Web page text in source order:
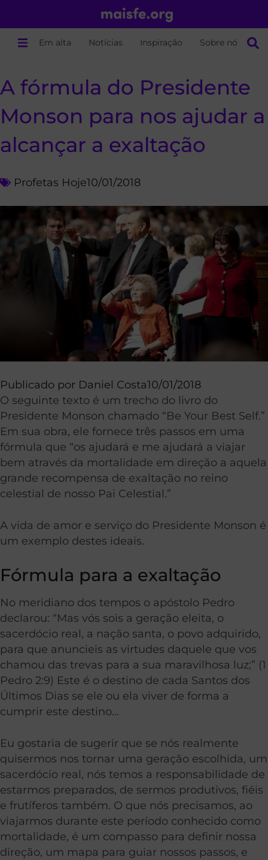
Em alta Notícias Inspiração Sobre nós
A fórmula do Presidente
Monson para nos ajudar a
alcançar a exaltação
Profetas Hoje10/01/2018
Publicado por Daniel Costa10/01/2018
O seguinte texto é um trecho do livro do
Presidente Monson chamado “Be Your Best Self.”
Em sua obra, ele fornece três passos em uma
fórmula que “os ajudará e me ajudará a viajar
bem através da mortalidade em direção a aquela
grande recompensa de exaltação no reino
celestial de nosso Pai Celestial.”
A vida de amor e serviço do Presidente Monson é
um exemplo destes ideais.
Fórmula para a exaltação
No meridiano dos tempos o apóstolo Pedro
declarou: “Mas vós sois a geração eleita, o
sacerdócio real, a nação santa, o povo adquirido,
para que anuncieis as virtudes daquele que vos
chamou das trevas para a sua maravilhosa luz;” (1
Pedro 2:9) Este é o destino de cada Santos dos
Últimos Dias se ele ou ela viver de forma a
cumprir este destino…
Eu gostaria de sugerir que se nós realmente
quisermos nos tornar uma geração escolhida, um
sacerdócio real, nós temos a responsabilidade de
estarmos preparados, de sermos produtivos, fiéis
e frutíferos também. O que nós precisamos, ao
viajarmos durante este período conhecido como
mortalidade, é um compasso para definir nossa
direção, um mapa para guiar nossos passos, e